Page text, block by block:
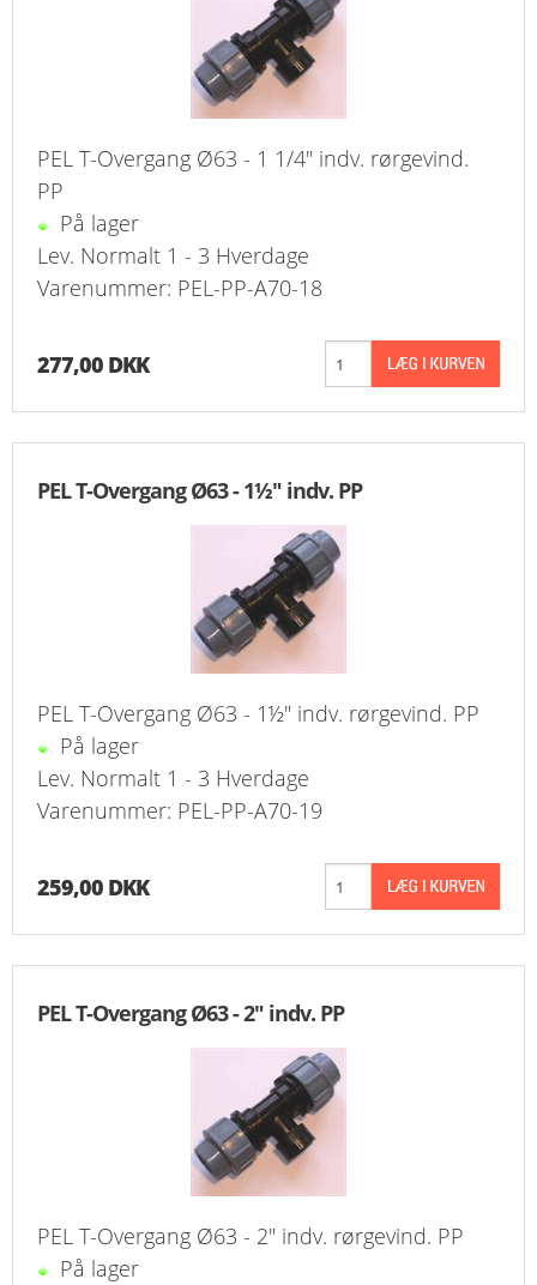
PEL T-Overgang Ø63 - 1 1/4" indv. rørgevind.
PP
På lager
Lev. Normalt 1 - 3 Hverdage
Varenummer: PEL-PP-A70-18
277,00 DKK
PEL T-Overgang Ø63 - 1½" indv. PP
PEL T-Overgang Ø63 - 1½" indv. rørgevind. PP
På lager
Lev. Normalt 1 - 3 Hverdage
Varenummer: PEL-PP-A70-19
259,00 DKK
PEL T-Overgang Ø63 - 2" indv. PP
PEL T-Overgang Ø63 - 2" indv. rørgevind. PP
På lager